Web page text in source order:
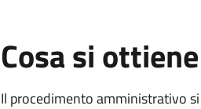
Cosa si ottiene
Il procedimento amministrativo